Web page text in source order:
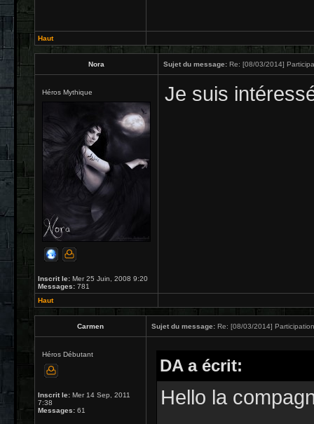
Haut
Nora Sujet du message: Re: [08/03/2014]
Héros Mythique
Inscrit le: Mer 25 Juin, 2008 9:20
Messages: 781
Je suis
Haut
Carmen Sujet du message: Re: [08/03/2014]
Héros Débutant
Inscrit le: Mer 14 Sep, 2011
7:38
Messages: 61
DA a écrit:
Hello la